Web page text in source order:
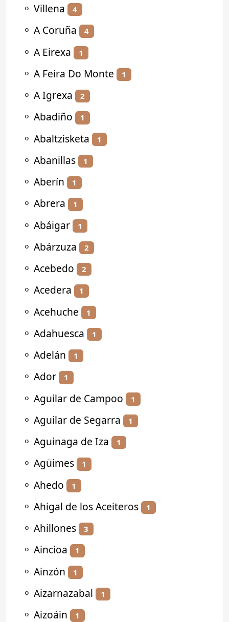
⚬ Villena 4
⚬ A Coruña 4
⚬ A Eirexa 1
⚬ A Feira Do Monte 1
⚬ A Igrexa 2
⚬ Abadiño 1
⚬ Abaltzisketa 1
⚬ Abanillas 1
⚬ Aberín 1
⚬ Abrera 1
⚬ Abáigar 1
⚬ Abárzuza 2
⚬ Acebedo 2
⚬ Acedera 1
⚬ Acehuche 1
⚬ Adahuesca 1
⚬ Adelán 1
⚬ Ador 1
⚬ Aguilar de Campoo 1
⚬ Aguilar de Segarra 1
⚬ Aguinaga de Iza 1
⚬ Agüimes 1
⚬ Ahedo 1
⚬ Ahigal de los Aceiteros 1
⚬ Ahillones 3
⚬ Aincioa 1
⚬ Ainzón 1
⚬ Aizarnazabal 1
⚬ Aizoáin 1